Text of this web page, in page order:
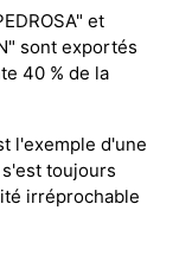
et
sont exportés
40 % de la
l'exemple d'une
toujours
irréprochable